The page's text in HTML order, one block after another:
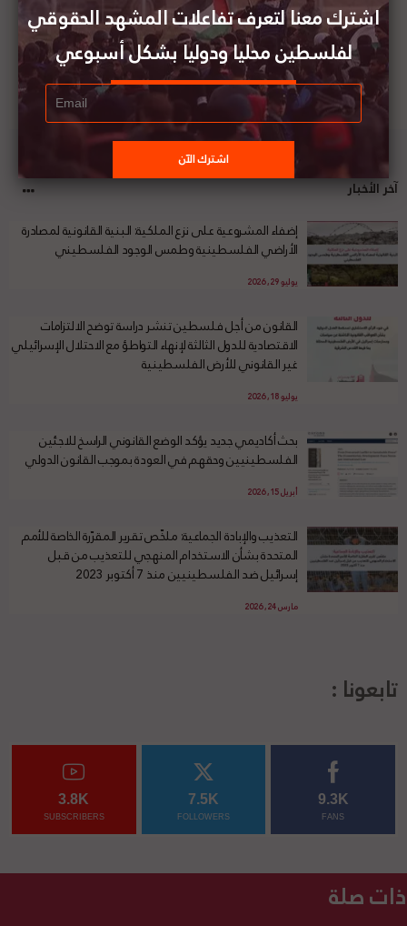
آخر الأخبار
إضفاء المشروعية على نزع الملكية: البنية القانونية لمصادرة
الأراضي الفلسطينية وطمس الوجود الفلسطيني
يوليو 29, 2026
القانون من أجل فلسطين تنشر دراسة توضح الالتزامات
الاقتصادية للدول الثالثة لإنهاء التواطؤ مع الاحتلال الإسرائيلي
غير القانوني للأرض الفلسطينية
يوليو 18, 2026
بحث أكاديمي جديد يؤكد الوضع القانوني الراسخ للاجئين
الفلسطينيين وحقهم في العودة بموجب القانون الدولي
أبريل 15, 2026
التعذيب والإبادة الجماعية: ملخّص تقرير المقرّرة الخاصة للأمم
المتحدة بشأن الاستخدام المنهجي للتعذيب من قبل
إسرائيل ضد الفلسطينيين منذ 7 أكتوبر 2023
مارس 24, 2026
تابعونا :
9.3K
FANS
7.5K
FOLLOWERS
3.8K
SUBSCRIBERS
ذات صلة
اشترك معنا لتعرف تفاعلات المشهد الحقوقي
لفلسطين محليا ودوليا بشكل أسبوعي